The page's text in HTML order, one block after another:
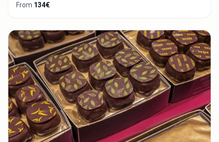
From 134€